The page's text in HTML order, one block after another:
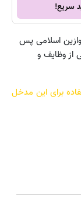
سریع!
اسلامی‏ پس‏
از وظایف‏ و
برای این مدخل